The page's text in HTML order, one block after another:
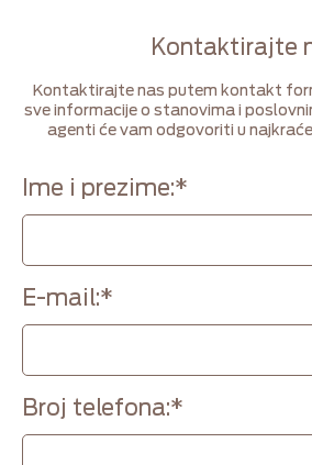
Kontaktirajte
Kontaktirajte nas putem kontakt
sve informacije o stanovima i
agenti će vam odgovoriti u
Ime i prezime:*
E-mail:*
Broj telefona:*